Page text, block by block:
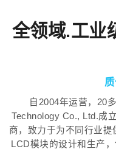
全领域.工业
自2004年运营，20
Technology Co., Ltd.成
商，致力于为不同行业
LCD模块的设计和生产